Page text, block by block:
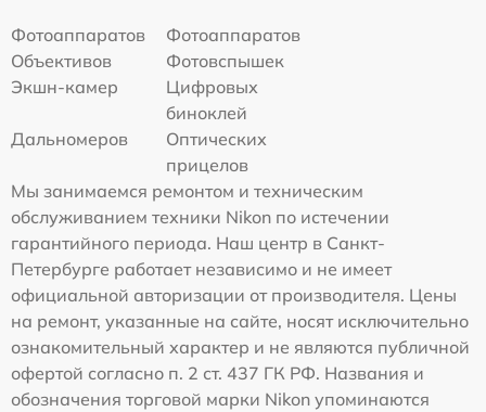
Фотоаппаратов
Фотоаппаратов
Объективов
Фотовспышек
Экшн-камер
Цифровых
биноклей
Дальномеров
Оптических
прицелов
Мы занимаемся ремонтом и техническим
обслуживанием техники Nikon по истечении
гарантийного периода. Наш центр в Санкт-
Петербурге работает независимо и не имеет
официальной авторизации от производителя. Цены
на ремонт, указанные на сайте, носят исключительно
ознакомительный характер и не являются публичной
офертой согласно п. 2 ст. 437 ГК РФ. Названия и
обозначения торговой марки Nikon упоминаются